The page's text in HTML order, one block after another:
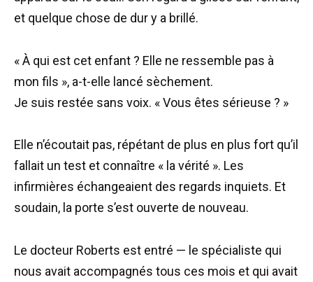
et quelque chose de dur y a brillé.
« À qui est cet enfant ? Elle ne ressemble pas à
mon fils », a-t-elle lancé sèchement.
Je suis restée sans voix. « Vous êtes sérieuse ? »
Elle n’écoutait pas, répétant de plus en plus fort qu’il
fallait un test et connaître « la vérité ». Les
infirmières échangeaient des regards inquiets. Et
soudain, la porte s’est ouverte de nouveau.
Le docteur Roberts est entré — le spécialiste qui
nous avait accompagnés tous ces mois et qui avait